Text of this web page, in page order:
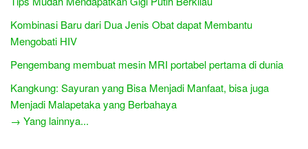
Kombinasi Baru dari Dua Jenis Obat dapat Membantu
Mengobati HIV
Pengembang membuat mesin MRI portabel pertama di dunia
Kangkung: Sayuran yang Bisa Menjadi Manfaat, bisa juga
Menjadi Malapetaka yang Berbahaya
→ Yang lainnya...